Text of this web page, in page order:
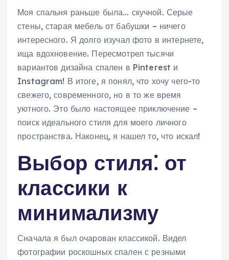
Моя спальня раньше была… скучной. Серые
стены, старая мебель от бабушки – ничего
интересного. Я долго изучал фото в интернете,
ища вдохновение. Пересмотрел тысячи
вариантов дизайна спален в Pinterest и
Instagram! В итоге, я понял, что хочу чего-то
свежего, современного, но в то же время
уютного. Это было настоящее приключение –
поиск идеального стиля для моего личного
пространства. Наконец, я нашел то, что искал!
Выбор стиля⁚ от
классики к
минимализму
Сначала я был очарован классикой. Видел
фотографии роскошных спален с резными